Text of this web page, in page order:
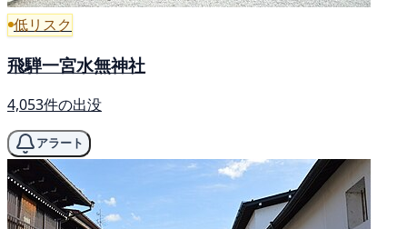
低リスク
飛騨一宮水無神社
4,053件の出没
アラート